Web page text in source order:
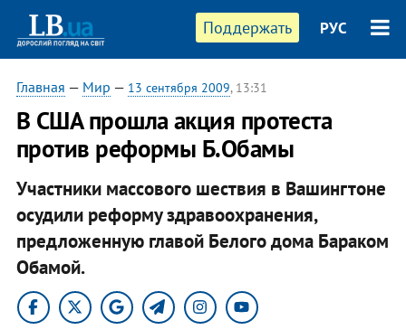
Поддержать РУС
Главная — Мир — 13 сентября 2009, 13:31
В США прошла акция протеста
против реформы Б.Обамы
Участники массового шествия в Вашингтоне
осудили реформу здравоохранения,
предложенную главой Белого дома Бараком
Обамой.